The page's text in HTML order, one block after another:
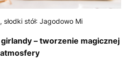
słodki stół: Jagodowo Mi
– tworzenie magicznej
atmosfery